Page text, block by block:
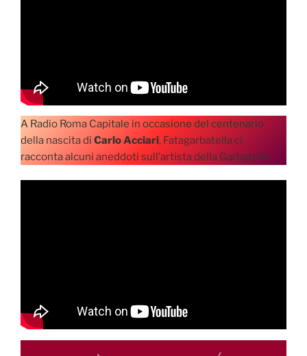
A Radio Roma Capitale in occasione del centenario
della nascita di Carlo Acciari, Fatagarbatella ci
racconta alcuni aneddoti sull’artista della Garbatella